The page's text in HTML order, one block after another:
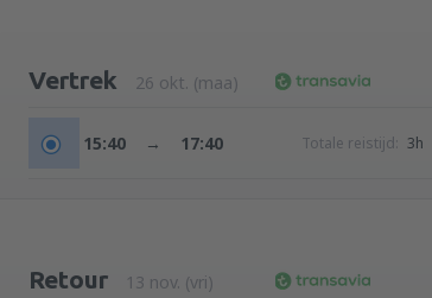
Vertrek 26 okt. (maa)
15:40 → 17:40 Totale reistijd: 3h
Retour 13 nov. (vri)